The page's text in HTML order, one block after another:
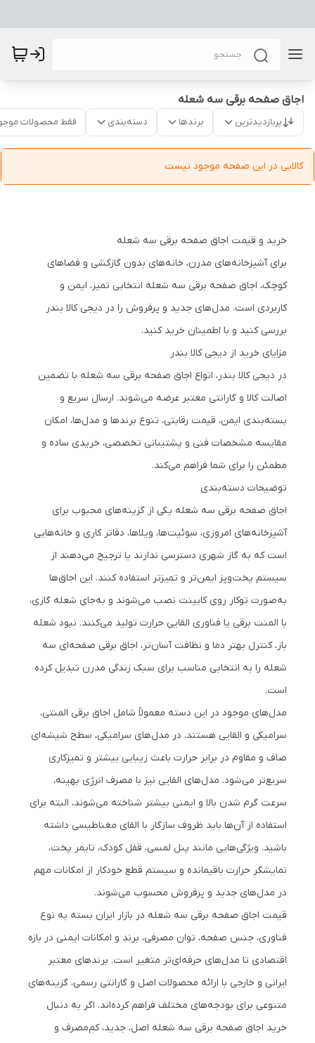
اجاق صفحه برقی سه شعله
پربازدیدترین برندها دسته‌بندی فقط محصولات
کالایی در این صفحه موجود نیست
خرید و قیمت اجاق صفحه برقی سه شعله
برای آشپزخانه‌های مدرن، خانه‌های بدون گازکشی و فضاهای
کوچک، اجاق صفحه برقی سه شعله انتخابی تمیز، ایمن و
کاربردی است. مدل‌های جدید و پرفروش را در دیجی کالا بندر
بررسی کنید و با اطمینان خرید کنید.
مزایای خرید از دیجی کالا بندر
در دیجی کالا بندر، انواع اجاق صفحه برقی سه شعله با تضمین
اصالت کالا و گارانتی معتبر عرضه می‌شوند. ارسال سریع و
بسته‌بندی ایمن، قیمت رقابتی، تنوع برندها و مدل‌ها، امکان
مقایسه مشخصات فنی و پشتیبانی تخصصی، خریدی ساده و
مطمئن را برای شما فراهم می‌کند.
توضیحات دسته‌بندی
اجاق صفحه برقی سه شعله یکی از گزینه‌های محبوب برای
آشپزخانه‌های امروزی، سوئیت‌ها، ویلاها، دفاتر کاری و خانه‌هایی
است که به گاز شهری دسترسی ندارند یا ترجیح می‌دهند از
سیستم پخت‌وپز ایمن‌تر و تمیزتر استفاده کنند. این اجاق‌ها
به‌صورت توکار روی کابینت نصب می‌شوند و به‌جای شعله گازی،
با المنت برقی یا فناوری القایی حرارت تولید می‌کنند. نبود شعله
باز، کنترل بهتر دما و نظافت آسان‌تر، اجاق برقی صفحه‌ای سه
شعله را به انتخابی مناسب برای سبک زندگی مدرن تبدیل کرده
است.
مدل‌های موجود در این دسته معمولاً شامل اجاق برقی المنتی،
سرامیکی و القایی هستند. در مدل‌های سرامیکی، سطح شیشه‌ای
صاف و مقاوم در برابر حرارت باعث زیبایی بیشتر و تمیزکاری
سریع‌تر می‌شود. مدل‌های القایی نیز با مصرف انرژی بهینه،
سرعت گرم شدن بالا و ایمنی بیشتر شناخته می‌شوند، البته برای
استفاده از آن‌ها باید ظروف سازگار با القای مغناطیسی داشته
باشید. ویژگی‌هایی مانند پنل لمسی، قفل کودک، تایمر پخت،
نمایشگر حرارت باقیمانده و سیستم قطع خودکار از امکانات مهم
در مدل‌های جدید و پرفروش محسوب می‌شوند.
قیمت اجاق صفحه برقی سه شعله در بازار ایران بسته به نوع
فناوری، جنس صفحه، توان مصرفی، برند و امکانات ایمنی در بازه
اقتصادی تا مدل‌های حرفه‌ای‌تر متغیر است. برندهای معتبر
ایرانی و خارجی با ارائه محصولات اصل و گارانتی رسمی، گزینه‌های
متنوعی برای بودجه‌های مختلف فراهم کرده‌اند. اگر به دنبال
خرید اجاق صفحه برقی سه شعله اصل، جدید، کم‌مصرف و